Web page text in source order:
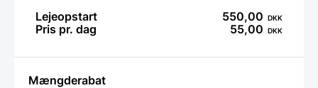
Lejeopstart 550,00 DKK
Pris pr. dag 55,00 DKK
Mængderabat